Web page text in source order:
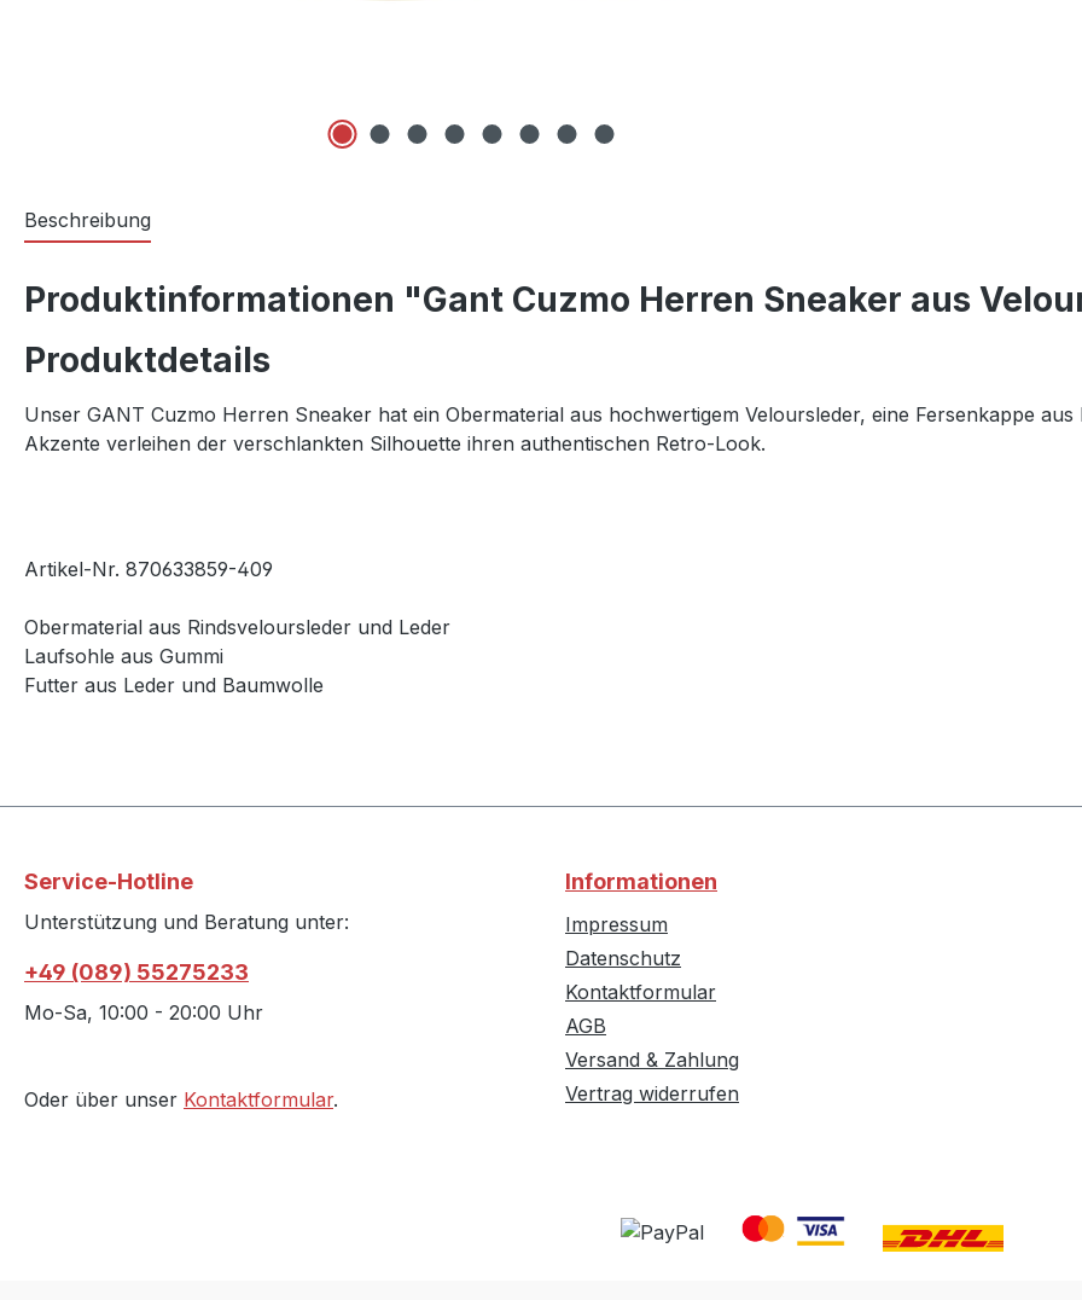
Beschreibung
Produktinformationen "Gant Cuzmo Herren Sneaker aus
Produktdetails
Unser GANT Cuzmo Herren Sneaker hat ein Obermaterial aus hochwertigem Veloursleder, eine Fersenkappe
Akzente verleihen der verschlankten Silhouette ihren authentischen Retro-Look.
Artikel-Nr. 870633859-409
Obermaterial aus Rindsveloursleder und Leder
Laufsohle aus Gummi
Futter aus Leder und Baumwolle
Service-Hotline
Unterstützung und Beratung unter:
+49 (089) 55275233
Mo-Sa, 10:00 - 20:00 Uhr
Oder über unser Kontaktformular.
Informationen
Impressum
Datenschutz
Kontaktformular
AGB
Versand & Zahlung
Vertrag widerrufen